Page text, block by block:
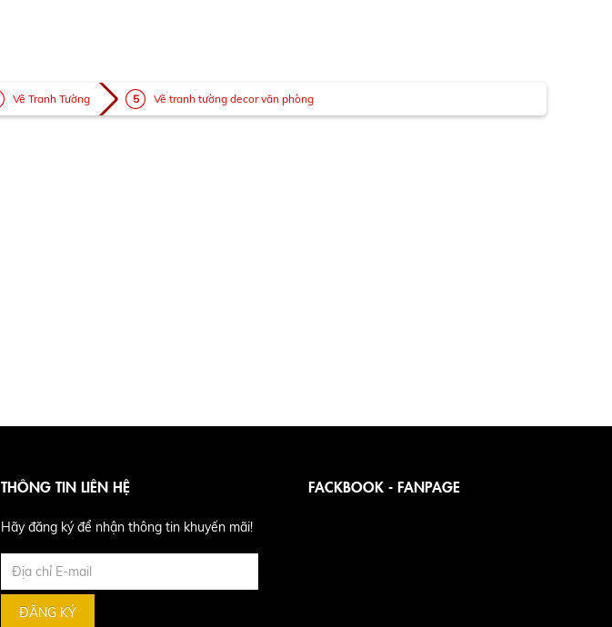
Vẽ Tranh Tường Vẽ tranh tường decor văn phòng
THÔNG TIN LIÊN HỆ
Hãy đăng ký để nhận thông tin khuyến mãi!
ĐĂNG KÝ
FACKBOOK - FANPAGE